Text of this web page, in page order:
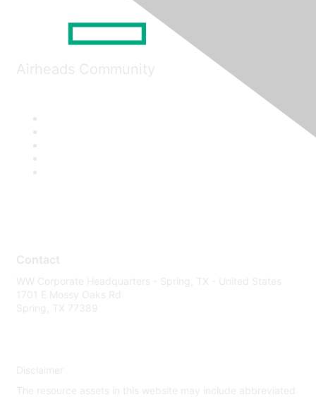
Airheads Community
Contact
WW Corporate Headquarters - Spring, TX - United States
1701 E Mossy Oaks Rd
Spring, TX 77389
Disclaimer
The resource assets in this website may include abbreviated